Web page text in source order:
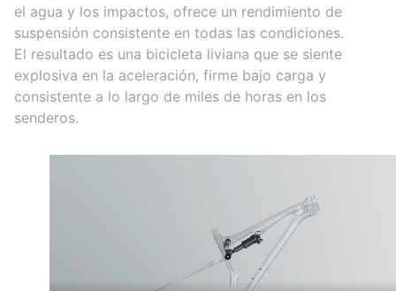
el agua y los impactos, ofrece un rendimiento de
suspensión consistente en todas las condiciones.
El resultado es una bicicleta liviana que se siente
explosiva en la aceleración, firme bajo carga y
consistente a lo largo de miles de horas en los
senderos.